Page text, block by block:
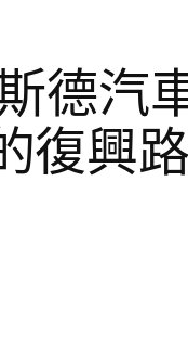
德汽
復興路